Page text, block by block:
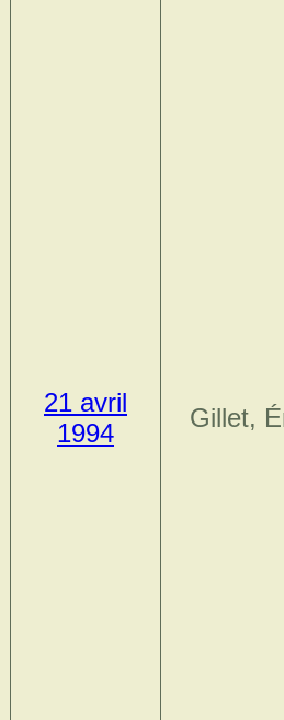
21 avril
1994
Gillet,